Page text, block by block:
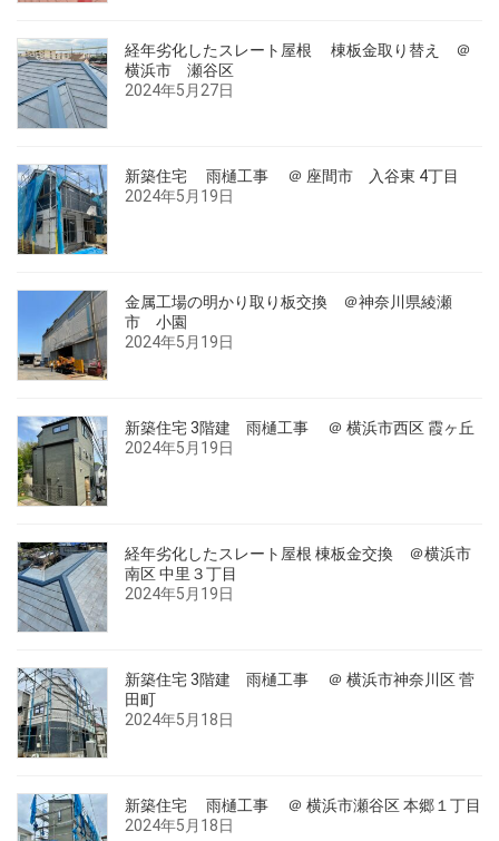
経年劣化したスレート屋根 棟板金取り替え ＠
横浜市 瀬谷区
2024年5月27日
新築住宅 雨樋工事 ＠ 座間市 入谷東 4丁目
2024年5月19日
金属工場の明かり取り板交換 ＠神奈川県綾瀬
市 小園
2024年5月19日
新築住宅 3階建 雨樋工事 ＠ 横浜市西区 霞ヶ丘
2024年5月19日
経年劣化したスレート屋根 棟板金交換 ＠横浜市
南区 中里３丁目
2024年5月19日
新築住宅 3階建 雨樋工事 ＠ 横浜市神奈川区 菅
田町
2024年5月18日
新築住宅 雨樋工事 ＠ 横浜市瀬谷区 本郷１丁目
2024年5月18日